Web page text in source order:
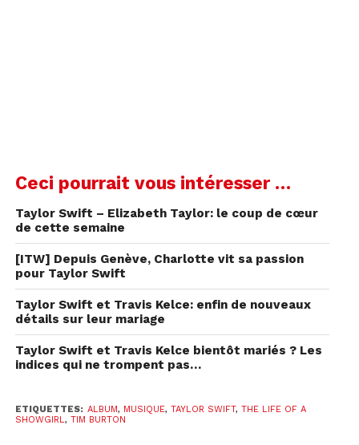
Ceci pourrait vous intéresser …
Taylor Swift – Elizabeth Taylor: le coup de cœur
de cette semaine
[ITW] Depuis Genève, Charlotte vit sa passion
pour Taylor Swift
Taylor Swift et Travis Kelce: enfin de nouveaux
détails sur leur mariage
Taylor Swift et Travis Kelce bientôt mariés ? Les
indices qui ne trompent pas…
ETIQUETTES: ALBUM, MUSIQUE, TAYLOR SWIFT, THE LIFE OF A
SHOWGIRL, TIM BURTON